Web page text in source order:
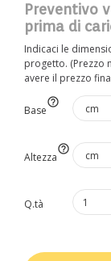
Preventivo
prima di
Indicaci le
progetto. (Prezzo
avere il prezzo
Base
help_outline
Altezza
help_outline
Q.tà